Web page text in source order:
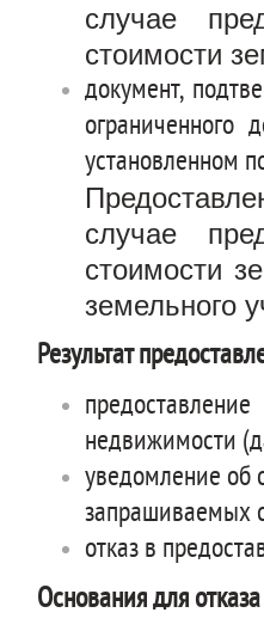
случае
стоимости
документ,
ограниченного
установленном
случае
стоимости
земельного
Результат
недвижимости
уведомление об
запрашиваемых
отказ в
Основания для